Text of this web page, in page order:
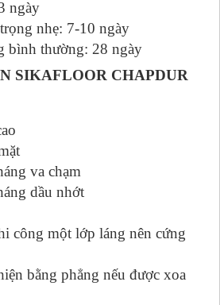
ngày
nhẹ: 7-10 ngày
bình thường: 28 ngày
SIKAFLOOR CHAPDUR
va chạm
dầu nhớt
công một lớp láng nên cứng
bằng phẳng nếu được xoa